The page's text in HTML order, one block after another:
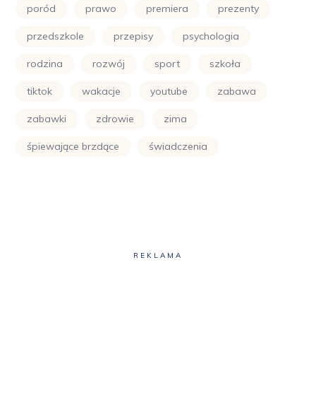
poród prawo premiera prezenty
przedszkole przepisy psychologia
rodzina rozwój sport szkoła
tiktok wakacje youtube zabawa
zabawki zdrowie zima
śpiewające brzdące świadczenia
REKLAMA